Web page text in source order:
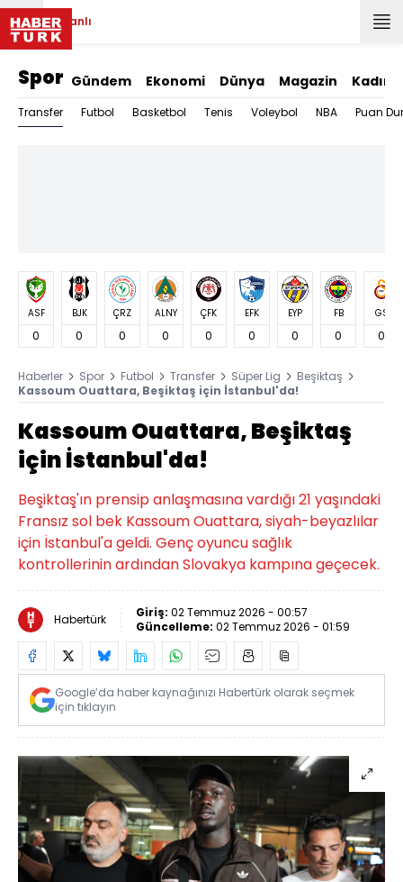
Canlı
Spor Gündem Ekonomi Dünya Magazin Kadın
Transfer Futbol Basketbol Tenis Voleybol NBA Puan
ASF
0
BJK
0
ÇRZ
0
ALNY
0
ÇFK
0
EFK
0
EYP
0
FB
0
GS
0
Haberler Spor Futbol Transfer Süper Lig
Beşiktaş
Kassoum Ouattara, Beşiktaş için İstanbul'da!
Kassoum Ouattara, Beşiktaş
için İstanbul'da!
Beşiktaş'ın prensip anlaşmasına vardığı 21 yaşındaki
Fransız sol bek Kassoum Ouattara, siyah-beyazlılar
için İstanbul'a geldi. Genç oyuncu sağlık
kontrollerinin ardından Slovakya kampına geçecek.
Habertürk Giriş: 02 Temmuz 2026 - 00:57
Güncelleme: 02 Temmuz 2026 - 01:59
Google’da haber kaynağınızı Habertürk olarak seçmek
için tıklayın